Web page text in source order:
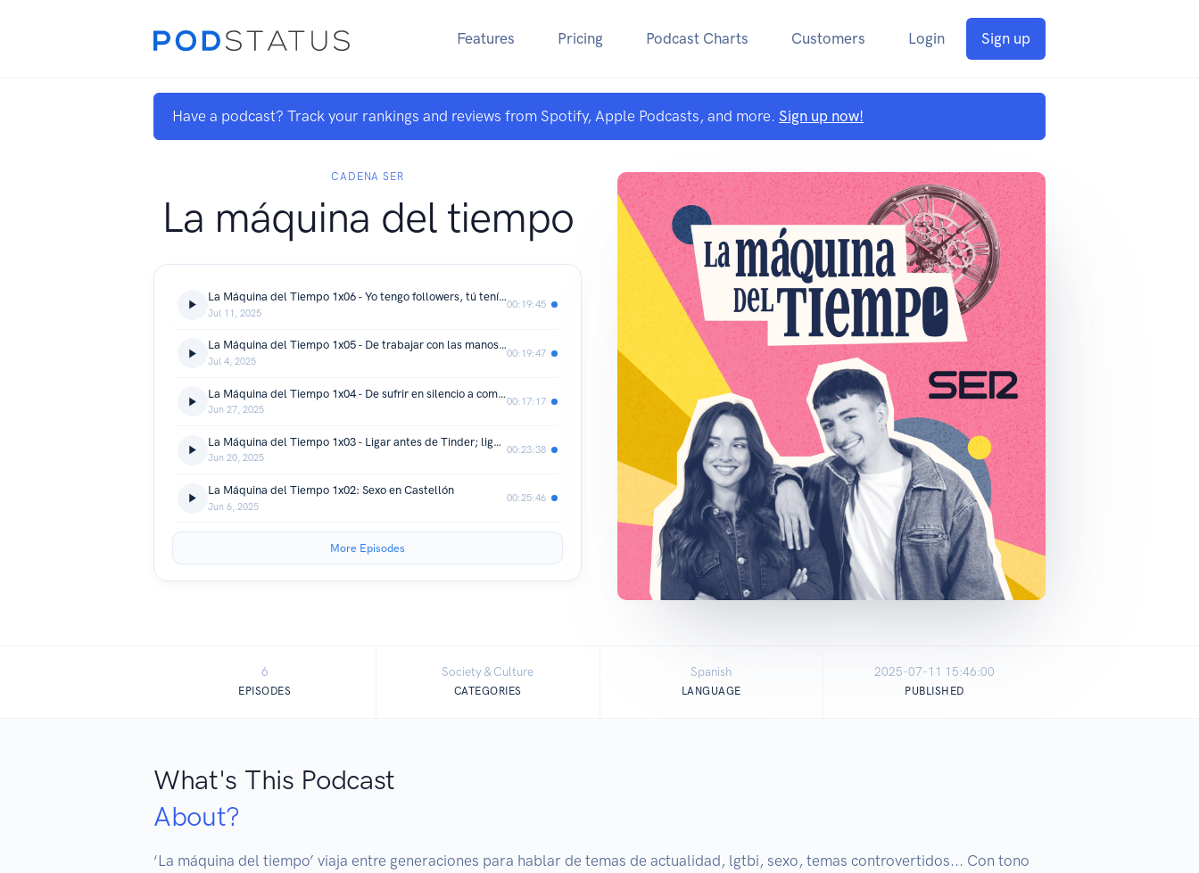
Features Pricing Podcast Charts Customers Login Sign up
Have a podcast? Track your rankings and reviews from Spotify, Apple Podcasts, and more. Sign up now!
CADENA SER
La máquina del tiempo
La Máquina del Tiempo 1x06 - Yo tengo followers, tú tenías vecinas
Jul 11, 2025
00:19:45
La Máquina del Tiempo 1x05 - De trabajar con las manos a hacerlo con los pulgares
Jul 4, 2025
00:19:47
La Máquina del Tiempo 1x04 - De sufrir en silencio a compartir o normalizar los problemas
Jun 27, 2025
00:17:17
La Máquina del Tiempo 1x03 - Ligar antes de Tinder; ligar era bailar lento
Jun 20, 2025
00:23:38
La Máquina del Tiempo 1x02: Sexo en Castellón
Jun 6, 2025
00:25:46
More Episodes
6
EPISODES
Society & Culture
CATEGORIES
Spanish
LANGUAGE
2025-07-11 15:46:00
PUBLISHED
What's This Podcast
About?
‘La máquina del tiempo’ viaja entre generaciones para hablar de temas de actualidad, lgtbi, sexo, temas controvertidos... Con tono